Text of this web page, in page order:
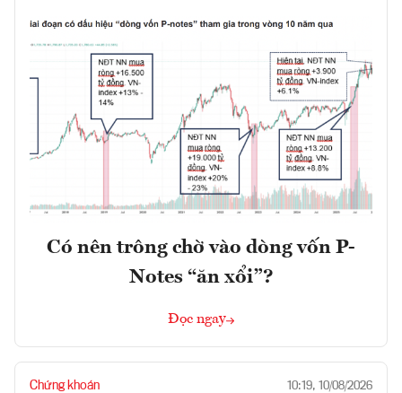
Có nên trông chờ vào dòng vốn P-
Notes “ăn xổi”?
Đọc ngay
Chứng khoán 10:19, 10/08/2026